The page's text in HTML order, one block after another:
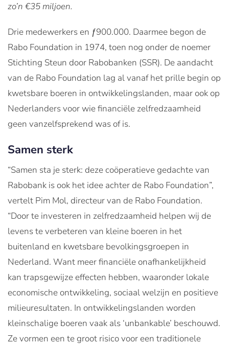
zo’n €35 miljoen.
Drie medewerkers en ƒ900.000. Daarmee begon de
Rabo Foundation in 1974, toen nog onder de noemer
Stichting Steun door Rabobanken (SSR). De aandacht
van de Rabo Foundation lag al vanaf het prille begin op
kwetsbare boeren in ontwikkelingslanden, maar ook op
Nederlanders voor wie financiële zelfredzaamheid
geen vanzelfsprekend was of is.
Samen sterk
“Samen sta je sterk: deze coöperatieve gedachte van
Rabobank is ook het idee achter de Rabo Foundation”,
vertelt Pim Mol, directeur van de Rabo Foundation.
“Door te investeren in zelfredzaamheid helpen wij de
levens te verbeteren van kleine boeren in het
buitenland en kwetsbare bevolkingsgroepen in
Nederland. Want meer financiële onafhankelijkheid
kan trapsgewijze effecten hebben, waaronder lokale
economische ontwikkeling, sociaal welzijn en positieve
milieuresultaten. In ontwikkelingslanden worden
kleinschalige boeren vaak als ‘unbankable’ beschouwd.
Ze vormen een te groot risico voor een traditionele